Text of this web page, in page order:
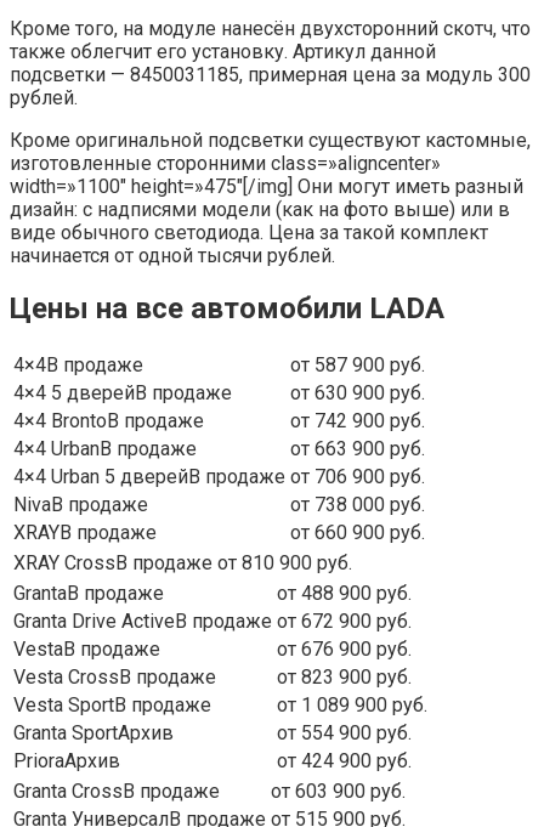
Кроме того, на модуле нанесён двухсторонний скотч, что
также облегчит его установку. Артикул данной
подсветки — 8450031185, примерная цена за модуль 300
рублей.
Кроме оригинальной подсветки существуют кастомные,
изготовленные сторонними class=»aligncenter»
width=»1100″ height=»475″[/img] Они могут иметь разный
дизайн: с надписями модели (как на фото выше) или в
виде обычного светодиода. Цена за такой комплект
начинается от одной тысячи рублей.
Цены на все автомобили LADA
4×4В продаже
от 587 900 руб.
4×4 5 дверейВ продаже
от 630 900 руб.
4×4 BrontoВ продаже
от 742 900 руб.
4×4 UrbanВ продаже
от 663 900 руб.
4×4 Urban 5 дверейВ продаже от 706 900 руб.
NivaВ продаже
от 738 000 руб.
XRAYВ продаже
от 660 900 руб.
XRAY CrossВ продаже от 810 900 руб.
GrantaВ продаже
от 488 900 руб.
Granta Drive ActiveВ продаже от 672 900 руб.
VestaВ продаже
от 676 900 руб.
Vesta CrossВ продаже
от 823 900 руб.
Vesta SportВ продаже
от 1 089 900 руб.
Granta SportАрхив
от 554 900 руб.
PrioraАрхив
от 424 900 руб.
Granta CrossВ продаже
от 603 900 руб.
Granta УниверсалВ продаже от 515 900 руб.